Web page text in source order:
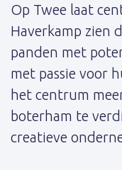
Op Twee laat
Haverkamp zien
panden met
met passie voor
het centrum
boterham te
creatieve